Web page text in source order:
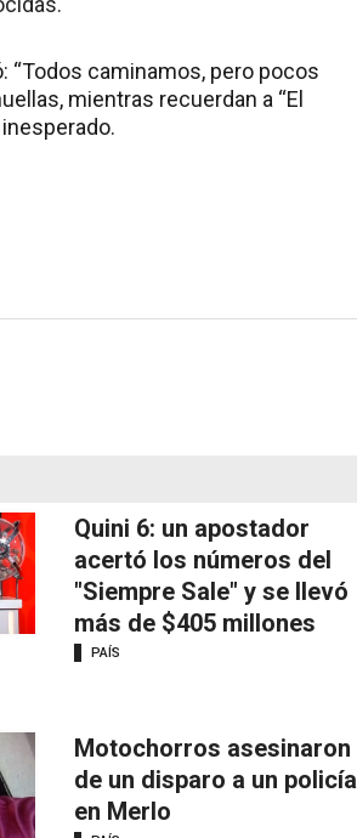
“Todos caminamos, pero pocos
mientras recuerdan a “El
Quini 6: un apostador
acertó los números del
"Siempre Sale" y se llevó
más de $405 millones
PAÍS
Motochorros asesinaron
de un disparo a un policía
en Merlo